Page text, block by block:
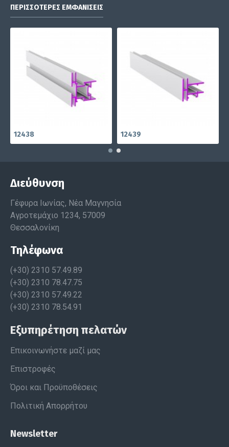
ΠΕΡΙΣΣΌΤΕΡΕΣ ΕΜΦΑΝΊΣΕΙΣ
12438 12439
Διεύθυνση
Γέφυρα Ιωνίας, Νέα Μαγνησία
Αγροτεμάχιο 1234, 57009
Θεσσαλονίκη
Τηλέφωνα
(+30) 2310 57.49.89
(+30) 2310 78.47.75
(+30) 2310 57.49.22
(+30) 2310 78.54.91
Εξυπηρέτηση πελατών
Επικοινωνήστε μαζί μας
Επιστροφές
Όροι και Προϋποθέσεις
Πολιτική Απορρήτου
Newsletter